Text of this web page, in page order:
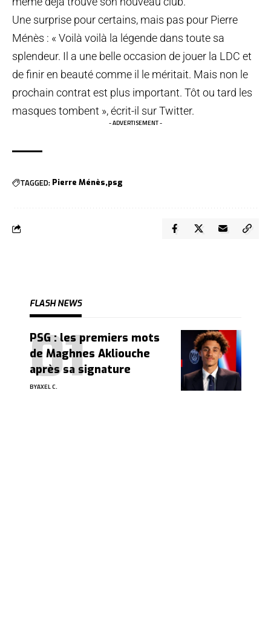
Une surprise pour certains, mais pas pour Pierre
Ménès : « Voilà voilà la légende dans toute sa
splendeur. Il a une belle occasion de jouer la LDC et
de finir en beauté comme il le méritait. Mais non le
prochain contrat est plus important. Tôt ou tard les
masques tombent », écrit-il sur Twitter.
- ADVERTISEMENT -
TAGGED: Pierre Ménès psg
FLASH NEWS
PSG : les premiers mots
de Maghnes Akliouche
après sa signature
BYAXEL C.